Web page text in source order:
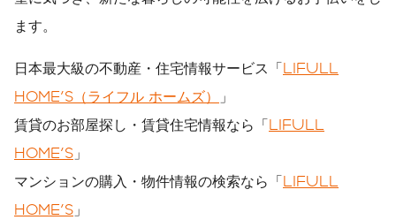
ます。
日本最大級の不動産・住宅情報サービス「LIFULL
HOME'S（ライフル ホームズ）
」
賃貸のお部屋探し・賃貸住宅情報なら「LIFULL
HOME'S 」
マンションの購入・物件情報の検索なら「LIFULL
HOME'S 」